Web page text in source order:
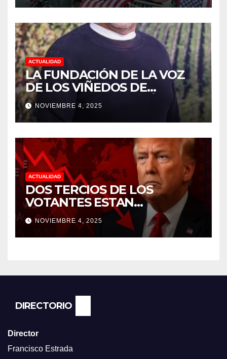
ACTUALIDAD
LA FUNDACIÓN DE LA VOZ
DE LOS VIÑEDOS DE
SONOMA RECONOCIÓ A
CUATRO “ EMPLEADOS DEL
MES” POR SU LIDERAZGO Y
DEDICACIÓN EN LOS
VIÑEDOS
NOVIEMBRE 4, 2025
ACTUALIDAD
DOS TERCIOS DE LOS
VOTANTES ESTAN
FRUSTRADOS CON TRUMP
PORQUE EL COSTO DE VIDA
CADA DIA SUBE Y LA
NEWS.
NOVIEMBRE 4, 2025
DIRECTORIO
Director
Francisco Estrada